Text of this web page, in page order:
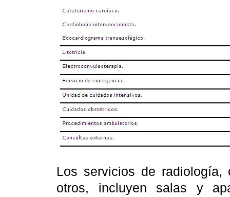
Los servicios de radiología,
otros, incluyen salas y